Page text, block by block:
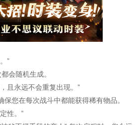
”
会随机生成。
且永远不会重复出现。”
您在每次战斗中都能获得稀有物品。
性。”